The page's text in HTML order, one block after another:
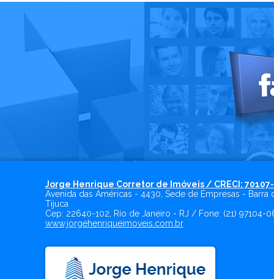
Jorge Henrique Corretor de Imóveis / CRECI:
Avenida das Américas - 4430, Sede de Empresas - Barra
Tijuca
Cep: 22640-102, Rio de Janeiro- RJ/ Fone: (21) 97104-
www.jorgehenriqueimoveis.com.br